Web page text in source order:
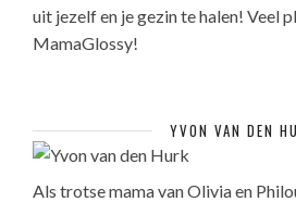
uit jezelf en je gezin te halen! Veel
MamaGlossy!
YVON VAN DEN
Als trotse mama van Olivia en